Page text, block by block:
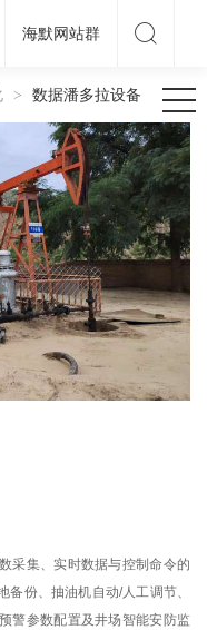
海默网站群 
> 数据潘多拉设备
采集、实时数据与控制命令的
备份、抽油机自动/人工调节、
警参数配置及井场智能安防监